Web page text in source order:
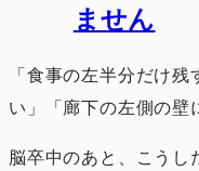
ません
「食事の左半分だけ
い」「廊下の左側の壁
脳卒中のあと、こうし